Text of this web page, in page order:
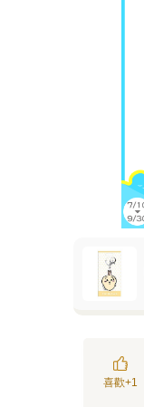
喜歡+1